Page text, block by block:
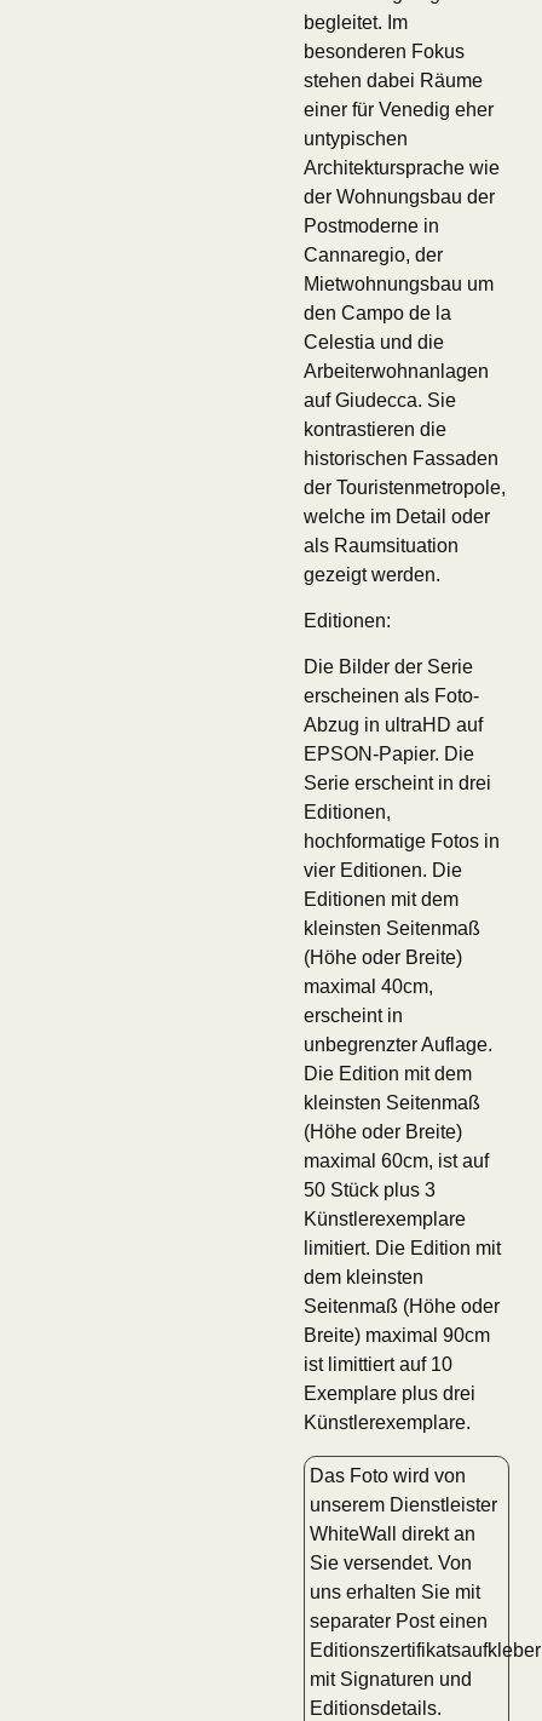
begleitet. Im
besonderen Fokus
stehen dabei Räume
einer für Venedig eher
untypischen
Architektursprache wie
der Wohnungsbau der
Postmoderne in
Cannaregio, der
Mietwohnungsbau um
den Campo de la
Celestia und die
Arbeiterwohnanlagen
auf Giudecca. Sie
kontrastieren die
historischen Fassaden
der Touristenmetropole,
welche im Detail oder
als Raumsituation
gezeigt werden.
Editionen:
Die Bilder der Serie
erscheinen als Foto-
Abzug in ultraHD auf
EPSON-Papier. Die
Serie erscheint in drei
Editionen,
hochformatige Fotos in
vier Editionen. Die
Editionen mit dem
kleinsten Seitenmaß
(Höhe oder Breite)
maximal 40cm,
erscheint in
unbegrenzter Auflage.
Die Edition mit dem
kleinsten Seitenmaß
(Höhe oder Breite)
maximal 60cm, ist auf
50 Stück plus 3
Künstlerexemplare
limitiert. Die Edition mit
dem kleinsten
Seitenmaß (Höhe oder
Breite) maximal 90cm
ist limittiert auf 10
Exemplare plus drei
Künstlerexemplare.
Das Foto wird von
unserem Dienstleister
WhiteWall direkt an
Sie versendet. Von
uns erhalten Sie mit
separater Post einen
Editionszertifikatsaufkleber
mit Signaturen und
Editionsdetails.